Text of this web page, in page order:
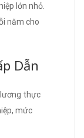
lớn nhỏ.
năm cho
Dẫn
lương thực
mức